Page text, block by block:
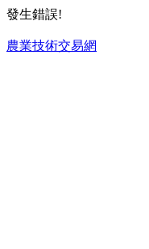
發生錯誤!
農業技術交易網